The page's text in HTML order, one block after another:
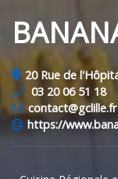
20 Rue de
03 20 06 51 18
contact@gclille.fr
https://